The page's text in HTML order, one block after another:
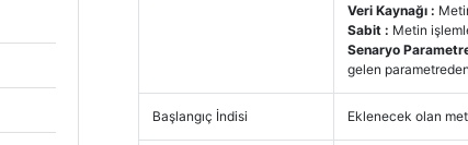
Veri Kaynağı :
Sabit : Metin
Senaryo
gelen parametreden
Başlangıç İndisi Eklenecek olan